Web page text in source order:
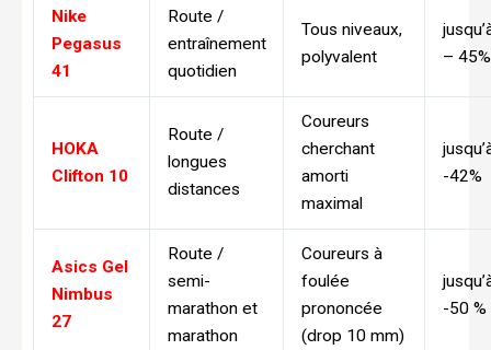
Nike
Pegasus
41
Route /
entraînement
quotidien
Tous niveaux,
polyvalent
– 45%
HOKA
Clifton 10
Route /
longues
distances
Coureurs
cherchant
amorti
maximal
-42%
Asics Gel
Nimbus
27
Route /
semi-
marathon et
marathon
Coureurs à
foulée
prononcée
(drop 10 mm)
-50 %